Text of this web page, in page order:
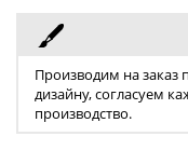
Производим на заказ
дизайну, согласуем
производство.